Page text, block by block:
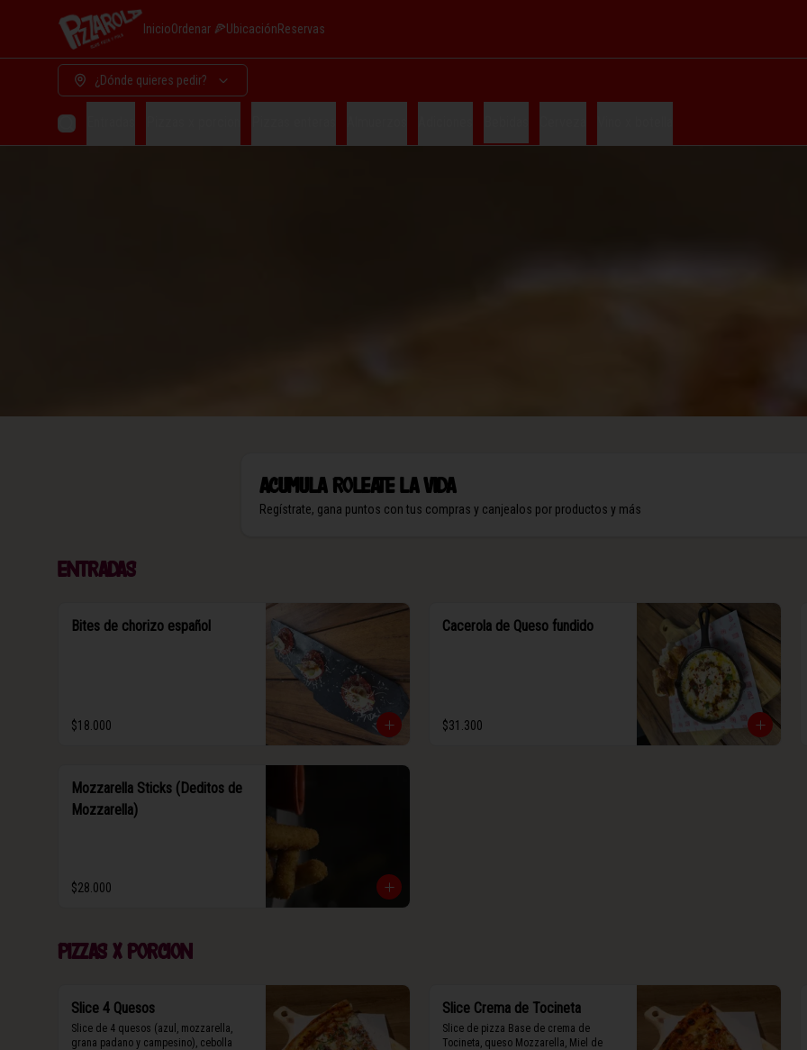
InicioOrdenar 🍕UbicaciónReservas
¿Dónde quieres pedir?
AcumulaRoleate la vida
Regístrate, gana puntos con tus compras y canjealos por productos y más
Entradas
Bites de chorizo español
$18.000
Cacerola de Queso fundido
$31.300
Mozzarella Sticks (Deditos de
Mozzarella)
$28.000
Pizzas x porcion
Slice 4 Quesos
Slice de 4 quesos (azul, mozzarella,
grana padano y campesino), cebolla
Slice Crema de Tocineta
Slice de pizza Base de crema de
Tocineta, queso Mozzarella, Miel de